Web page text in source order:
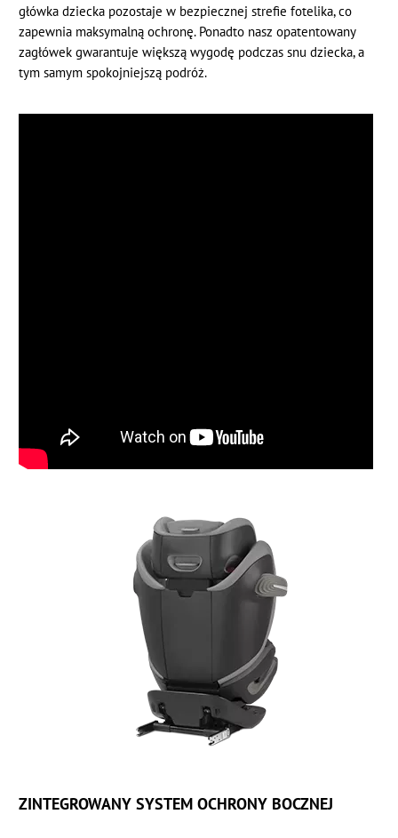
główka dziecka pozostaje w bezpiecznej strefie fotelika, co
zapewnia maksymalną ochronę. Ponadto nasz opatentowany
zagłówek gwarantuje większą wygodę podczas snu dziecka, a
tym samym spokojniejszą podróż.
ZINTEGROWANY SYSTEM OCHRONY BOCZNEJ